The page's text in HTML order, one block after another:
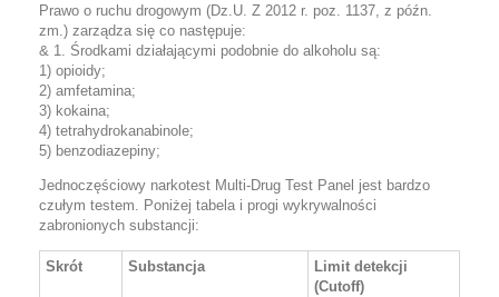
Prawo o ruchu drogowym (Dz.U. Z 2012 r. poz. 1137, z późn.
zm.) zarządza się co następuje:
& 1. Środkami działającymi podobnie do alkoholu są:
1) opioidy;
2) amfetamina;
3) kokaina;
4) tetrahydrokanabinole;
5) benzodiazepiny;
Jednoczęściowy narkotest Multi-Drug Test Panel jest bardzo
czułym testem. Poniżej tabela i progi wykrywalności
zabronionych substancji:
Skrót Substancja
Limit detekcji
(Cutoff)